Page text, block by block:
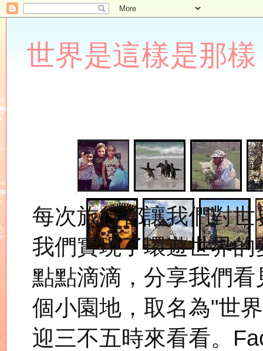
世界是這樣是那樣
每次旅行都讓我們對
我們實現了環遊世界
點點滴滴，分享我們
個小園地，取名為"世
迎三不五時來看看。